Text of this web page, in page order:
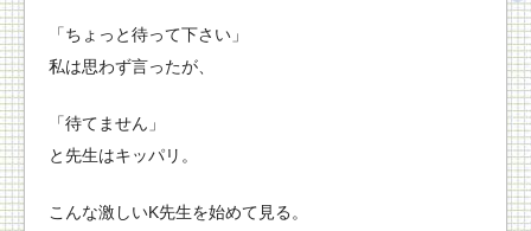
「ちょっと待って下さい」
私は思わず言ったが、
「待てません」
と先生はキッパリ。
こんな激しいK先生を始めて見る。